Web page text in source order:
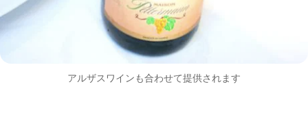
アルザスワインも合わせて提供されます